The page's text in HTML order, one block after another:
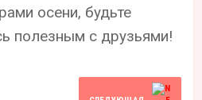
осени, будьте
полезным с друзьями!